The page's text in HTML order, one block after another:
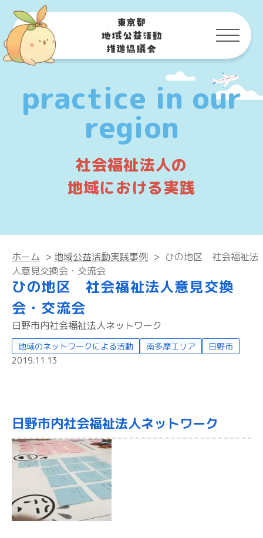
practice in our
region
社会福祉法人の
地域における実践
ホーム > 地域公益活動実践事例 > ひの地区 社会福祉法
人意見交換会・交流会
ひの地区 社会福祉法人意見交換
会・交流会
日野市内社会福祉法人ネットワーク
地域のネットワークによる活動 南多摩エリア
日野市
2019.11.13
日野市内社会福祉法人ネットワーク